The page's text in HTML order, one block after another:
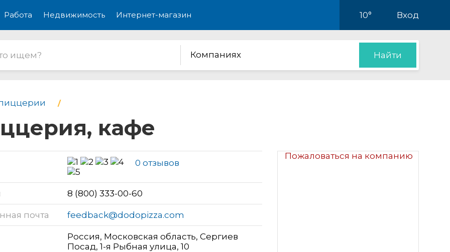
Работа Недвижимость Интернет-магазин 10° Вход
Компаниях Найти
кафе
Пожаловаться на компанию
0 отзывов
8 (800) 333-00-60
почта feedback@dodopizza.com
Россия, Московская область, Сергиев
Посад, 1-я Рыбная улица, 10